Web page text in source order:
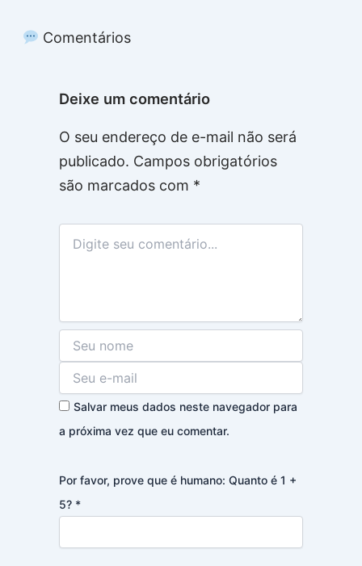
Comentários
Deixe um comentário
O seu endereço de e-mail não será
publicado. Campos obrigatórios
são marcados com *
Salvar meus dados neste navegador para
a próxima vez que eu comentar.
Por favor, prove que é humano: Quanto é 1 +
5? *